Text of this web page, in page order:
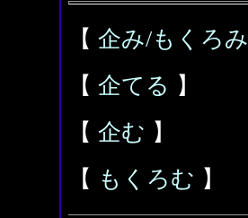
【 企み/もくろみ
【 企てる 】
【 企む 】
【 もくろむ 】